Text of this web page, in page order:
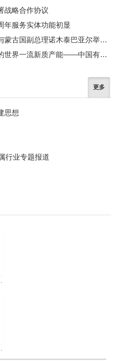
战略合作协议
年服务实体功能初显
中铝集团董事长段向东与蒙古国副总理诺木泰巴亚尔举行会谈
锻造无愧时代无愧使命的世界一流新质产能——中国有色金属工业的战略应对与破局之道（二）
更多
思想
行业专题报道
电视新闻
电视新闻